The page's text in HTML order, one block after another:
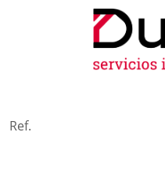
Ref.